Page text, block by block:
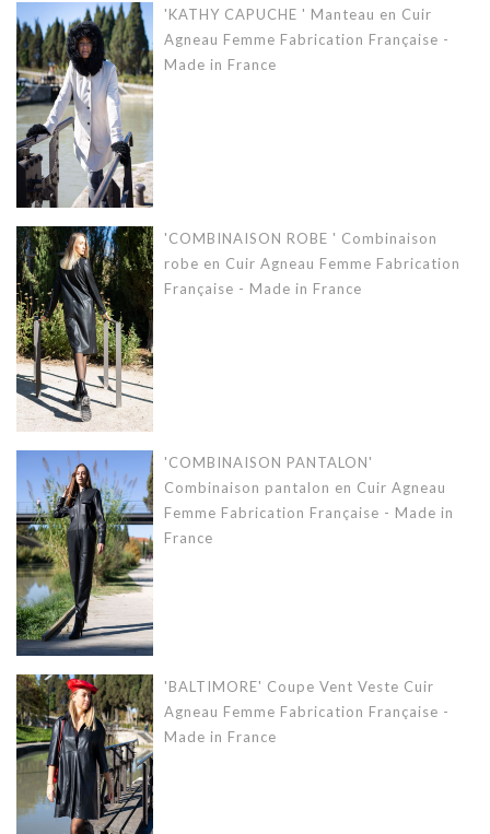
'KATHY CAPUCHE ' Manteau en Cuir
Agneau Femme Fabrication Française -
Made in France
'COMBINAISON ROBE ' Combinaison
robe en Cuir Agneau Femme Fabrication
Française - Made in France
'COMBINAISON PANTALON'
Combinaison pantalon en Cuir Agneau
Femme Fabrication Française - Made in
France
'BALTIMORE' Coupe Vent Veste Cuir
Agneau Femme Fabrication Française -
Made in France